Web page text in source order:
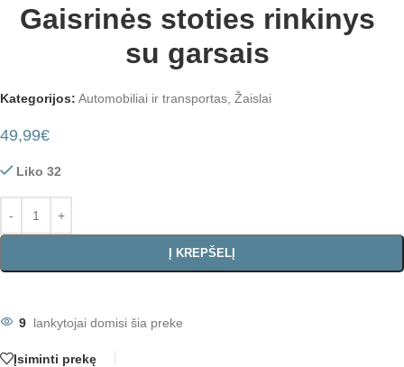
Gaisrinės stoties rinkinys
su garsais
Kategorijos: Automobiliai ir transportas, Žaislai
49,99€
Liko 32
Į KREPŠELĮ
9 lankytojai domisi šia preke
Įsiminti prekę